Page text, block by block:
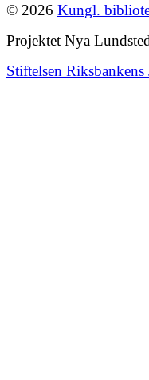
© 2026 Kungl.
Projektet Nya
Stiftelsen